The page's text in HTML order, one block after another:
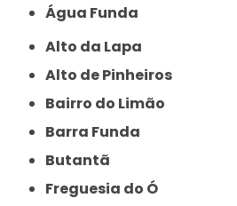
Água Funda
Alto da Lapa
Alto de Pinheiros
Bairro do Limão
Barra Funda
Butantã
Freguesia do Ó